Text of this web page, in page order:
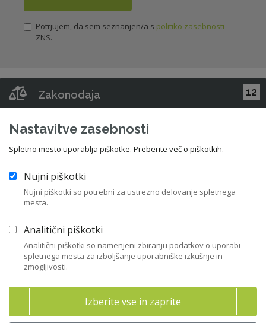
Potrjujem, da sem seznanjen/a s politiko zasebnosti
ZNS.
Zakonodaja 12
Priporočila in kodeksi
Stališča ZNS
Raziskave in študije
Gradiva
Največkrat prenešene
Nastavitve zasebnosti
Spletno mesto uporablja piškotke. Preberite več o piškotkih.
Nujni piškotki
Nujni piškotki so potrebni za ustrezno delovanje spletnega
mesta.
Analitični piškotki
Analitični piškotki so namenjeni zbiranju podatkov o uporabi
spletnega mesta za izboljšanje uporabniške izkušnje in
zmogljivosti.
Izberite vse in zaprite